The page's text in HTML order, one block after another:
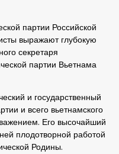
партии Российской
выражают глубокую
секретаря
партии Вьетнама
и государственный
и всего вьетнамского
Его высочайший
плодотворной работой
Родины.